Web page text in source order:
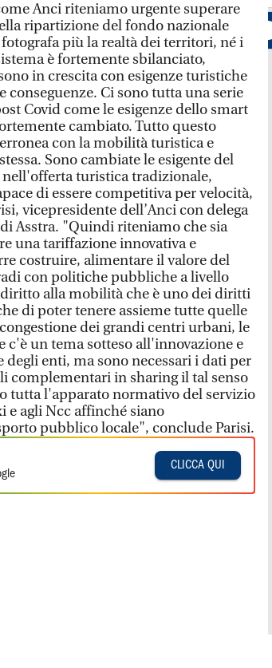
Anci riteniamo urgente superare
ripartizione del fondo nazionale
più la realtà dei territori, né i
è fortemente sbilanciato,
in crescita con esigenze turistiche
Ci sono tutta una serie
Covid come le esigenze dello smart
cambiato. Tutto questo
con la mobilità turistica e
Sono cambiate le esigente del
nell'offerta turistica tradizionale,
di essere competitiva per velocità,
vicepresidente dell’Anci con delega
Asstra. "Quindi riteniamo che sia
una tariffazione innovativa e
costruire, alimentare il valore del
con politiche pubbliche a livello
alla mobilità che è uno dei diritti
di poter tenere assieme tutte quelle
dei grandi centri urbani, le
c'è un tema sotteso all'innovazione e
degli enti, ma sono necessari i dati per
complementari in sharing il tal senso
tutta l'apparato normativo del servizio
e agli Ncc affinché siano
pubblico locale", conclude Parisi.
CLICCA QUI